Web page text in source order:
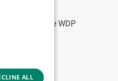
aan voor onze WDP
ALL